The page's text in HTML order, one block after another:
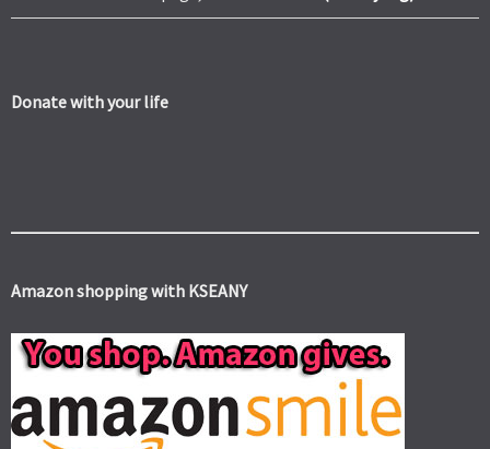
Donate with your life
Amazon shopping with KSEANY